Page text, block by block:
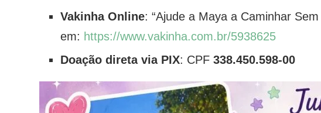
Vakinha Online: “Ajude a Maya a Caminhar
em: https://www.vakinha.com.br/5938625
Doação direta via PIX: CPF 338.450.598-00